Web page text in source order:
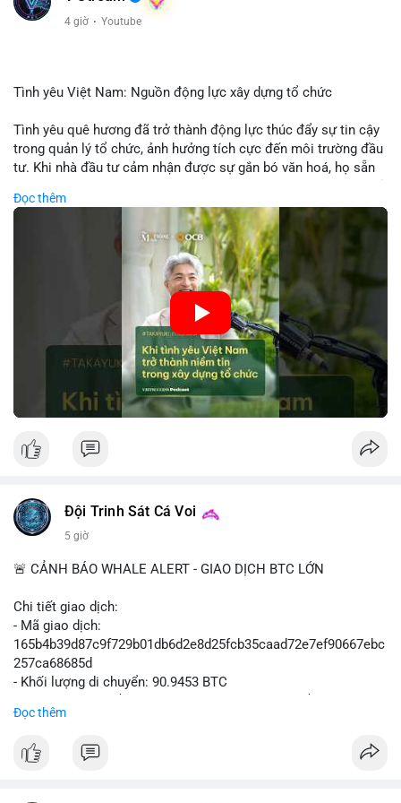
4 giờ · Youtube
Tình yêu Việt Nam: Nguồn động lực xây dựng tổ chức
Tình yêu quê hương đã trở thành động lực thúc đẩy sự tin cậy
trong quản lý tổ chức, ảnh hưởng tích cực đến môi trường đầu
tư. Khi nhà đầu tư cảm nhận được sự gắn bó văn hoá, họ sẵn
các công ty blockchain và tiền mã hoá. Sự tăng cường niềm
tin này giúp giảm rủi ro thị trường, cải thiện chi phí vốn và thúc
đẩy sự phát triển bền vững của ngành công nghệ tài chính. Các
nhà quản lý cần khai thác tinh thần này để xây dựng chiến lược
phát triển bền vững và thu hút vốn đầu tư.
🎥 Xem video trực tiếp tại:
Nguồn: VIETSUCCESS
Đọc thêm
Đội Trinh Sát Cá Voi
5 giờ
🚨 CẢNH BÁO WHALE ALERT - GIAO DỊCH BTC LỚN
Chi tiết giao dịch:
- Mã giao dịch:
165b4b39d87c9f729b01db6d2e8d25fcb35caad72e7ef90667ebc
257ca68685d
- Khối lượng di chuyển: 90.9453 BTC
USD)
Đọc thêm